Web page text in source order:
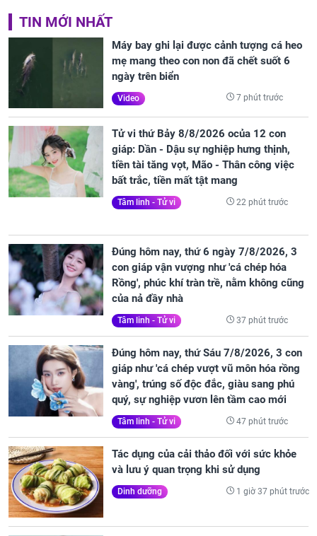
TIN MỚI NHẤT
Máy bay ghi lại được cảnh tượng cá heo
mẹ mang theo con non đã chết suốt 6
ngày trên biển
Video 7 phút trước
Tử vi thứ Bảy 8/8/2026 ocủa 12 con
giáp: Dần - Dậu sự nghiệp hưng thịnh,
tiền tài tăng vọt, Mão - Thân công việc
bất trắc, tiền mất tật mang
Tâm linh - Tử vi 22 phút trước
Đúng hôm nay, thứ 6 ngày 7/8/2026, 3
con giáp vận vượng như 'cá chép hóa
Rồng', phúc khí tràn trề, nằm không cũng
của nả đầy nhà
Tâm linh - Tử vi 37 phút trước
Đúng hôm nay, thứ Sáu 7/8/2026, 3 con
giáp như 'cá chép vượt vũ môn hóa rồng
vàng', trúng số độc đắc, giàu sang phú
quý, sự nghiệp vươn lên tầm cao mới
Tâm linh - Tử vi 47 phút trước
Tác dụng của cải thảo đối với sức khỏe
và lưu ý quan trọng khi sử dụng
Dinh dưỡng 1 giờ 37 phút trước